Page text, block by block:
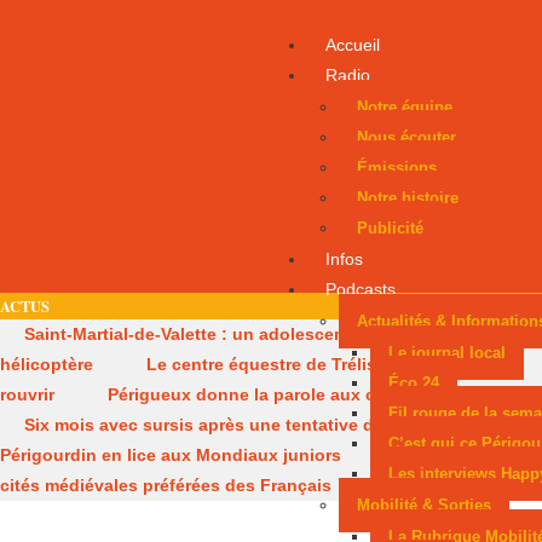
Accueil
Radio
Notre équipe
Nous écouter
Émissions
Notre histoire
Publicité
Infos
Podcasts
Actualités &
Le journal local
Éco 24
Fil rouge de la
C’est qui ce
Les interviews
Mobilité & Sorties
La Rubrique
ACTUS
Saint-Martial-de-Valette : un adolescent évacué par
hélicoptère
Le centre équestre de Trélissac autorisé à
rouvrir
Périgueux donne la parole aux consommateurs
Six mois avec sursis après une tentative d’incendie
Périgourdin en lice aux Mondiaux juniors
cités médiévales préférées des Français